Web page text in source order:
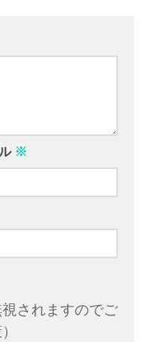
※
されますのでご